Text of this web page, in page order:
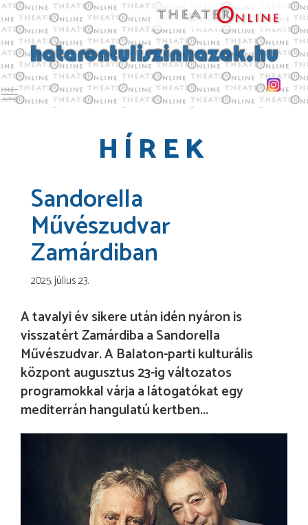
Toggle main menu visibility
HÍREK
Sandorella
Művészudvar
Zamárdiban
2025. július 23.
A tavalyi év sikere után idén nyáron is
visszatért Zamárdiba a Sandorella
Művészudvar. A Balaton-parti kulturális
központ augusztus 23-ig változatos
programokkal várja a látogatókat egy
mediterrán hangulatú kertben...